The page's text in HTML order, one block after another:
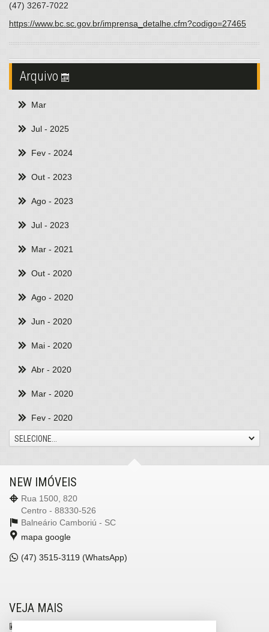
(47) 3267-7022
https://www.bc.sc.gov.br/imprensa_detalhe.cfm?codigo=27465
Arquivo
Mar
Jul - 2025
Fev - 2024
Out - 2023
Ago - 2023
Jul - 2023
Mar - 2021
Out - 2020
Ago - 2020
Jun - 2020
Mai - 2020
Abr - 2020
Mar - 2020
Fev - 2020
SELECIONE...
NEW IMÓVEIS
Rua 1500, 820
Centro - 88330-526
Balneário Camboriú - SC
mapa google
(47) 3515-3119 (WhatsApp)
VEJA MAIS